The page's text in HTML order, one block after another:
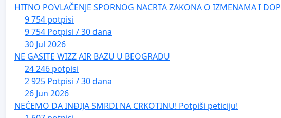
HITNO POVLAČENJE SPORNOG NACRTA ZAKONA O IZMENAMA I
9 754 potpisi
9 754 Potpisi / 30 dana
30 Jul 2026
NE GASITE WIZZ AIR BAZU U BEOGRADU
24 246 potpisi
2 925 Potpisi / 30 dana
26 Jun 2026
NEĆEMO DA INĐIJA SMRDI NA CRKOTINU! Potpiši peticiju!